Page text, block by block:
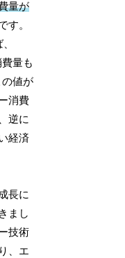
量が
す。
量も
値が
消費
逆に
経済
長に
まし
技術
、エ